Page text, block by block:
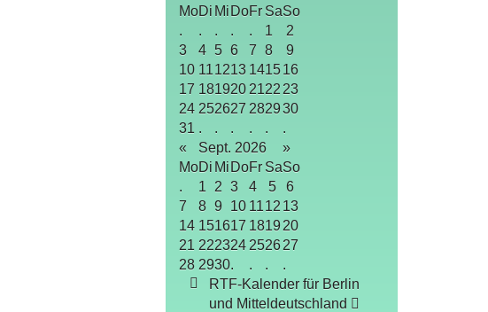
MoDi Mi DoFr SaSo
.
. . . . 1
2
3
4 5 6 7 8
9
10 111213 1415 16
17 181920 2122 23
24 252627 282930
31 . . . . .
.
«
Sept. 2026
»
MoDi Mi DoFr SaSo
.
1 2 3 4 5
6
7
8 9 10 1112 13
14 151617 1819 20
21 222324 2526 27
28 2930. . .
.
RTF-Kalender für Berlin
und Mitteldeutschland